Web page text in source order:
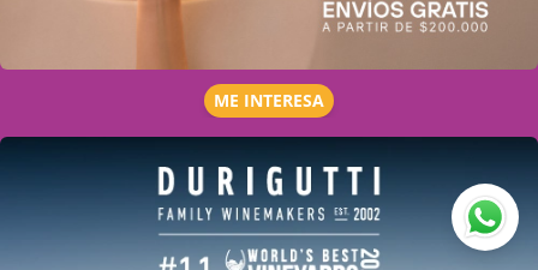
ME INTERESA